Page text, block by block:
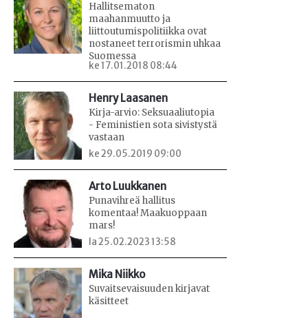
Hallitsematon
maahanmuutto ja
liittoutumispolitiikka ovat
nostaneet terrorismin uhkaa
Suomessa
ke 17.01.2018 08:44
Henry Laasanen
Kirja-arvio: Seksuaaliutopia
- Feministien sota sivistystä
vastaan
ke 29.05.2019 09:00
Arto Luukkanen
Punavihreä hallitus
komentaa! Maakuoppaan
mars!
la 25.02.2023 13:58
Mika Niikko
Suvaitsevaisuuden kirjavat
käsitteet